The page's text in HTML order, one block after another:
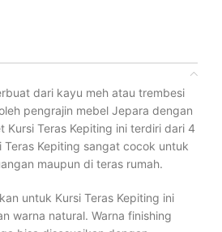
dari kayu meh atau trembesi
pengrajin mebel Jepara dengan
Kursi Teras Kepiting ini terdiri dari 4
Teras Kepiting sangat cocok untuk
maupun di teras rumah.
untuk Kursi Teras Kepiting ini
warna natural. Warna finishing